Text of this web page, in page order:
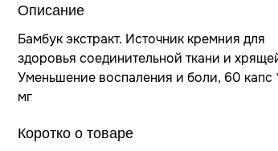
Описание
Бамбук экстракт. Источник кремния для
здоровья соединительной ткани и
Уменьшение воспаления и боли, 60 капс
мг
Коротко о товаре